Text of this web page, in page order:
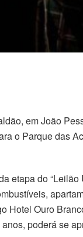
em João
o Parque das
etapa do
Hotel Ouro
poderá se